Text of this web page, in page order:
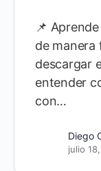
📌
de manera
descargar
entender
con…
Diego
julio